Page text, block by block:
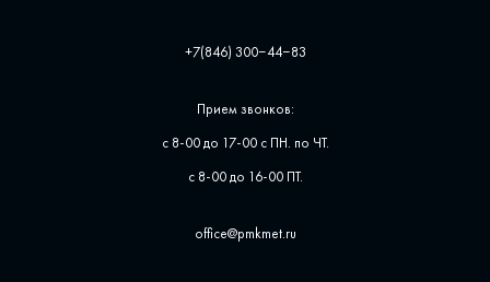
+7(846) 300‒44‒83
Прием звонков:
с 8-00 до 17-00 с ПН. по ЧТ.
с 8-00 до 16-00 ПТ.
office@pmkmet.ru